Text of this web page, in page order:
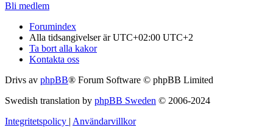
Bli medlem
Forumindex
Alla tidsangivelser är UTC+02:00 UTC+2
Ta bort alla kakor
Kontakta oss
Drivs av phpBB® Forum Software © phpBB Limited
Swedish translation by phpBB Sweden © 2006-2024
Integritetspolicy | Användarvillkor